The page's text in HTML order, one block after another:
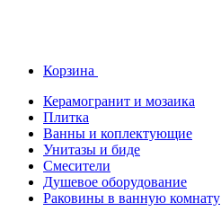
Корзина
Керамогранит и мозаика
Плитка
Ванны и коплектующие
Унитазы и биде
Смесители
Душевое оборудование
Раковины в ванную комнату